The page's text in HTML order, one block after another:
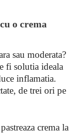
o crema
sau moderata?
fi solutia ideala
inflamatia.
de trei ori pe
crema la